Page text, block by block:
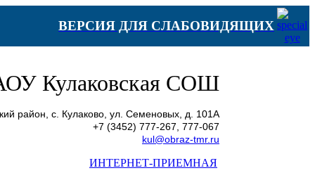
ВЕРСИЯ ДЛЯ СЛАБОВИДЯЩИХ
Кулаковская СОШ
район, с. Кулаково, ул. Семеновых, д. 101А
+7 (3452) 777-267, 777-067
kul@obraz-tmr.ru
ИНТЕРНЕТ-ПРИЕМНАЯ